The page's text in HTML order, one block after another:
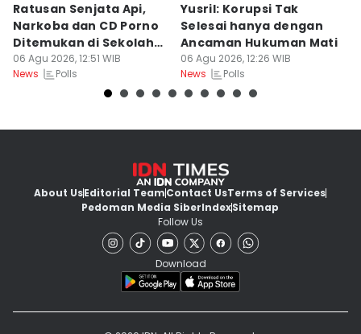
Ratusan Senjata Api,
Narkoba dan CD Porno
Ditemukan di Sekolah
Jaksel
06 Agu 2026, 12:51 WIB
News
Polls
Yusril: Korupsi Tak
Selesai hanya dengan
Ancaman Hukuman Mati
06 Agu 2026, 12:26 WIB
News
Polls
About UsEditorial TeamContact UsTerms of Services
Pedoman Media SiberIndexSitemap
Follow Us
Download